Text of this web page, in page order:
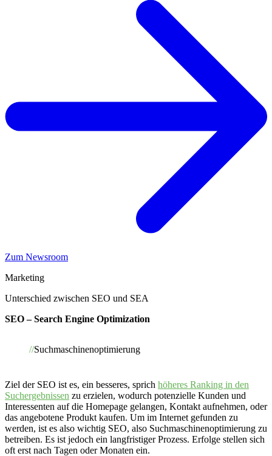
Zum Newsroom
Marketing
Unterschied zwischen SEO und SEA
SEO – Search Engine Optimization
Suchmaschinenoptimierung
Ziel der SEO ist es, ein besseres, sprich höheres Ranking in den
Suchergebnissen zu erzielen, wodurch potenzielle Kunden und
Interessenten auf die Homepage gelangen, Kontakt aufnehmen, oder
das angebotene Produkt kaufen. Um im Internet gefunden zu
werden, ist es also wichtig SEO, also Suchmaschinenoptimierung zu
betreiben. Es ist jedoch ein langfristiger Prozess. Erfolge stellen sich
oft erst nach Tagen oder Monaten ein.